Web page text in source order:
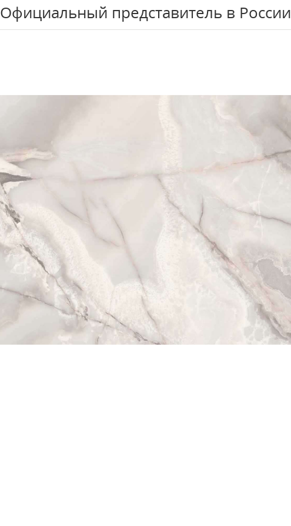
Официальный представитель в России